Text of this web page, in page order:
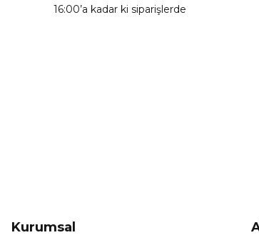
16:00’a kadar ki siparişlerde
Kurumsal